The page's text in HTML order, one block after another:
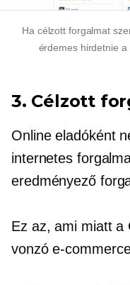
Ha célzott forgalmat
érdemes hirdetnie
3. Célzott
Online eladóként
internetes
eredményező
Ez az, ami miatt a
vonzóe-